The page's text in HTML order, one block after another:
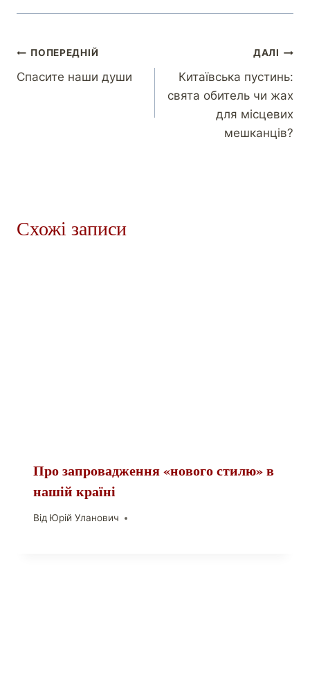
ПОПЕРЕДНІЙ
Спасите наши души
ДАЛІ
Китаївська пустинь:
свята обитель чи жах
для місцевих
мешканців?
Схожі записи
Про запровадження «нового стилю» в
нашій країні
Від Юрій Уланович